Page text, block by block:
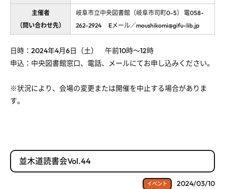
主催者
（問い合わせ先）
岐阜市立中央図書館（岐阜市司町0-5） 電058-
262-2924 Eメール／moushikomi@gifu-lib.jp
日時：2024年4月6日（土） 午前10時～12時
申込：中央図書館窓口、電話、メールにてお申し込みください。
※状況により、会場の変更または開催を中止する場合がありま
す。
並木道読書会Vol.44
イベント 2024/03/10